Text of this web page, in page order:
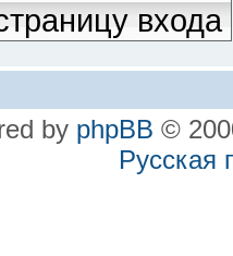
входа
by phpBB ©
Русская